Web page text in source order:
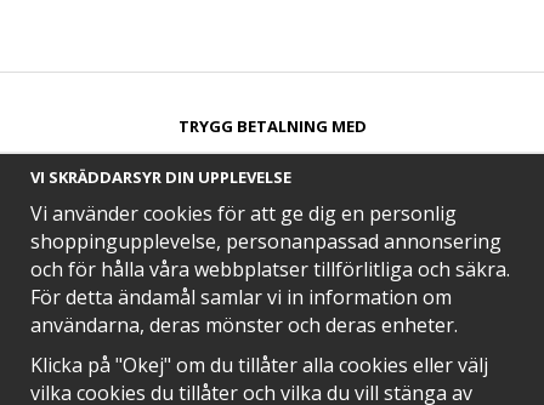
TRYGG BETALNING MED​
SNABB LEVERANS MED
VI SKRÄDDARSYR DIN UPPLEVELSE
Vi använder cookies för att ge dig en personlig
shoppingupplevelse, personanpassad annonsering
och för hålla våra webbplatser tillförlitliga och säkra.
För detta ändamål samlar vi in information om
användarna, deras mönster och deras enheter.
Klicka på "Okej" om du tillåter alla cookies eller välj
vilka cookies du tillåter och vilka du vill stänga av